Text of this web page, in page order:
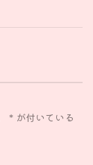
* が付いている